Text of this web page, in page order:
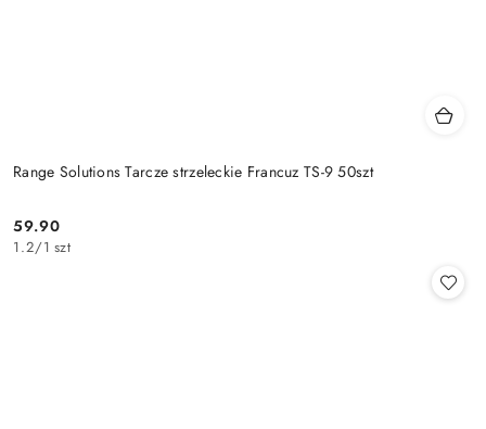
Range Solutions Tarcze strzeleckie Francuz TS-9 50szt
Cena:
59.90
1.2/1 szt